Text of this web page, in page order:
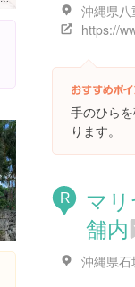
沖縄県
手のひら
ります。
R
マ
舗内
沖縄県石